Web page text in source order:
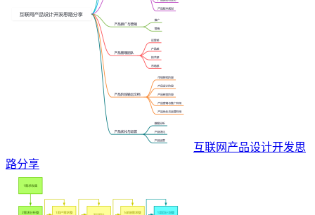
互联网产品设计开发思
路分享